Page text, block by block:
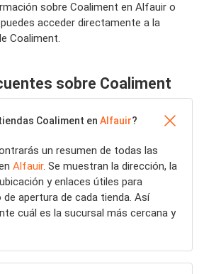
sobre Coaliment en Alfauir o
acceder directamente a la
Coaliment.
sobre Coaliment
Coaliment en Alfauir?
un resumen de todas las
Alfauir. Se muestran la dirección, la
y enlaces útiles para
apertura de cada tienda. Así
cuál es la sucursal más cercana y